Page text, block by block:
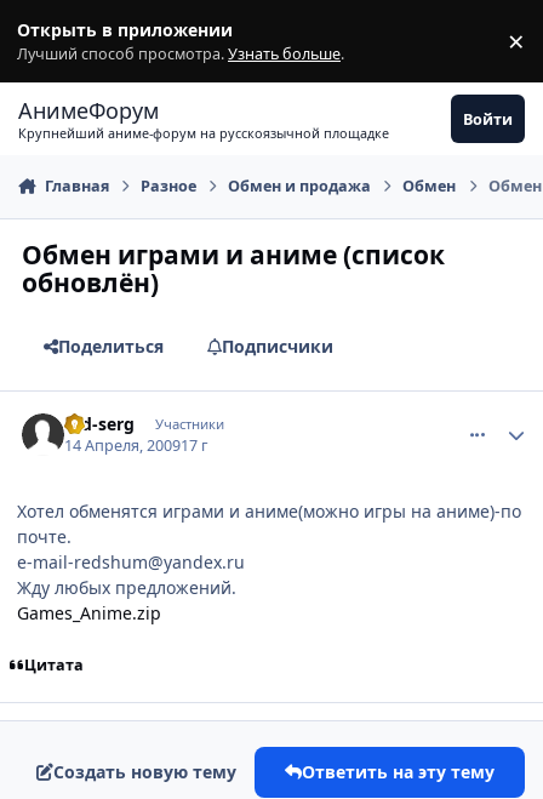
Открыть в приложении
Лучший способ просмотра.Узнать больше. ×
АнимеФорум
Крупнейший аниме-форум на русскоязычной площадке
Войти
Главная Разное Обмен и продажа Обмен Обмен
Обмен играми и аниме (список
обновлён)
Поделиться Подписчики
red-serg Участники
14 Апреля, 200917 г
Хотел обменятся играми и аниме(можно игры на аниме)-по
почте.
e-mail-redshum@yandex.ru
Жду любых предложений.
Games_Anime.zip
Цитата
Создать новую тему Ответить на эту тему